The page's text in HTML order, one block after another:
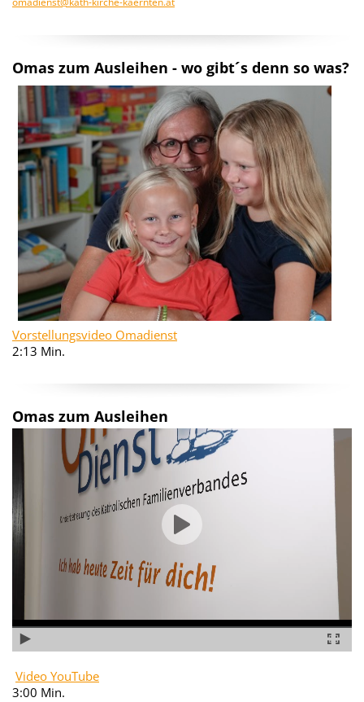
Omas zum Ausleihen - wo gibt´s denn so was?
Vorstellungsvideo Omadienst
2:13 Min.
Omas zum Ausleihen
Video YouTube
3:00 Min.